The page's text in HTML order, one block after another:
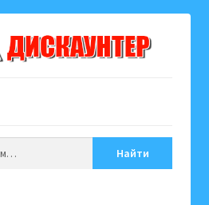
Найти